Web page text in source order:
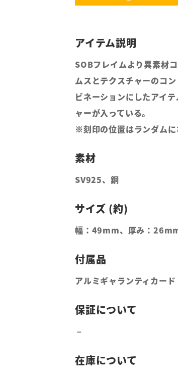
SOBフレイムより異素材
ムスとテクスチャーのコ
ビネーションにしたアイ
ャーが入っている。
※刻印の位置はランダムに
SV925、銅
幅：49mm、厚み：
アルミギャランティカード